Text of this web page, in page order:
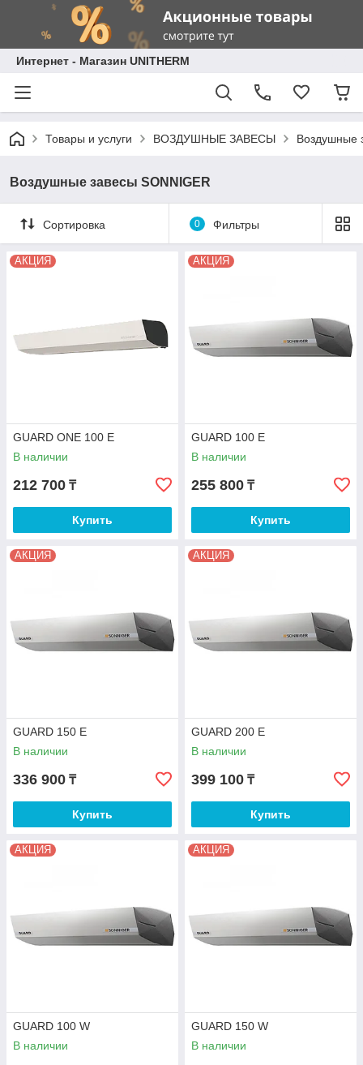
Интернет - Магазин UNITHERM
Товары и услуги ВОЗДУШНЫЕ ЗАВЕСЫ Воздушные
Воздушные завесы SONNIGER
Сортировка 0 Фильтры
АКЦИЯ
GUARD ONE 100 E
В наличии
212 700 ₸
Купить
АКЦИЯ
GUARD 100 E
В наличии
255 800 ₸
Купить
АКЦИЯ
GUARD 150 E
В наличии
336 900 ₸
Купить
АКЦИЯ
GUARD 200 E
В наличии
399 100 ₸
Купить
АКЦИЯ
GUARD 100 W
В наличии
АКЦИЯ
GUARD 150 W
В наличии